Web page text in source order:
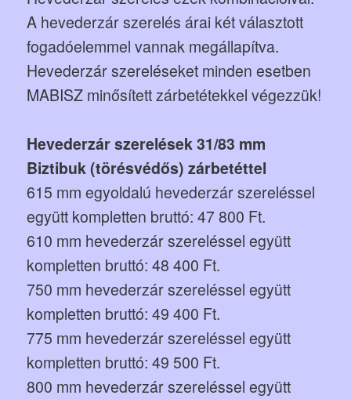
A hevederzár szerelés árai két választott
fogadóelemmel vannak megállapítva.
Hevederzár szereléseket minden esetben
MABISZ minősített zárbetétekkel végezzük!
Hevederzár szerelések 31/83 mm
Biztibuk (törésvédős) zárbetéttel
615 mm egyoldalú hevederzár szereléssel
együtt kompletten bruttó: 47 800 Ft.
610 mm hevederzár szereléssel együtt
kompletten bruttó: 48 400 Ft.
750 mm hevederzár szereléssel együtt
kompletten bruttó: 49 400 Ft.
775 mm hevederzár szereléssel együtt
kompletten bruttó: 49 500 Ft.
800 mm hevederzár szereléssel együtt